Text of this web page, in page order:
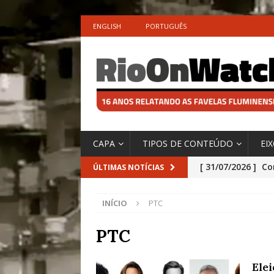
ENGLISH PORTUGUÊS
CAPA TIPOS DE CONTEÚDO
ÚLTIMAS NOTÍCIAS [ 31/07/2026 ]
Especial do
INÍCIO PTC
PTC